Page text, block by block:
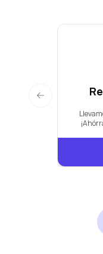
Previous slide